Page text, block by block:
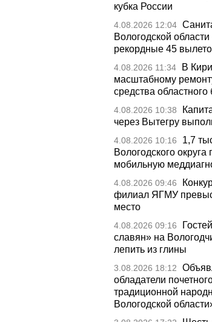
кубка России
4.08.2026 12:04
Вологодской
рекордные 45
4.08.2026 11:34
В
масштабному
средства
4.08.2026 10:38
через Вытегру
4.08.2026 10:16
1,7
Вологодского
мобильную
4.08.2026 09:46
филиал ЯГМУ
место
4.08.2026 09:16
славян» на
лепить из глины
3.08.2026 18:12
обладатели
традиционной
Вологодской